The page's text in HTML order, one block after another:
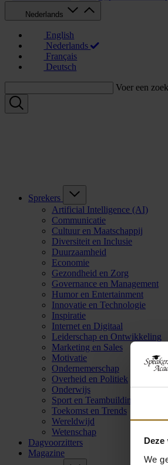
We
Nederlands
English
Nederlands
Français
Deutsch
Voer een
Sprekers
Artificial Intelligence (AI)
Communicatie
Cultuur en Maatschappij
Diversiteit en Inclusie
Duurzaamheid
Economie
Gezondheid en Zorg
Governance en Management
Humor en Entertainment
Innovatie en Technologie
Inspiratie
Internet en Digitaal
Leiderschap en Ontwikkeling
Marketing en Sales
Motivatie
Ondernemerschap
Overheid en Politiek
Onderwijs
Sport en Teambuilding
Toekomst en Trends
Wereldwijd
Wetenschap
Dagvoorzitters
Magazine